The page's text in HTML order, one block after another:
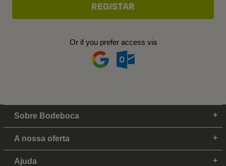
Or if you prefer access via
Sobre Bodeboca
A nossa oferta
Ajuda